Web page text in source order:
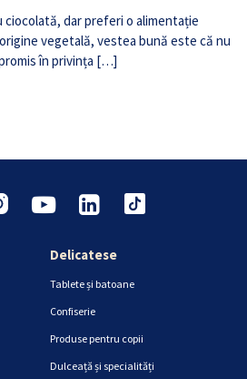
ciocolată, dar preferi o alimentație
vegetală, vestea bună este că nu
în privința […]
Delicatese
Tablete și batoane
Confiserie
Produse pentru copii
Dulceață și specialități